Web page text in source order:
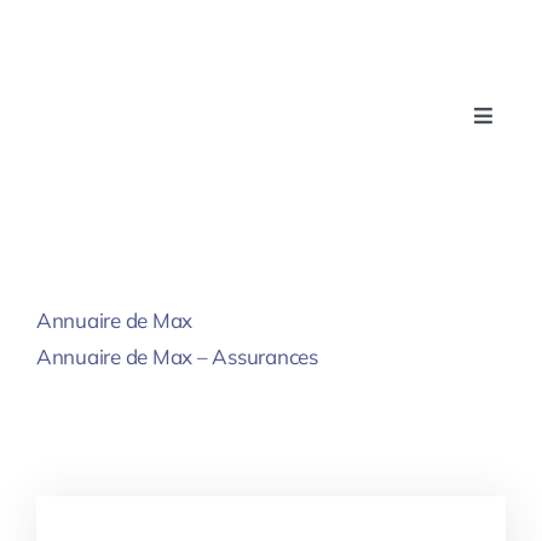
Toggle
Annuaire de Max
Annuaire de Max – Assurances